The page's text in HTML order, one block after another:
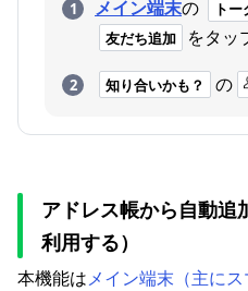
メイン端末の トー
友だち追加 をタッ
知り合いかも？ の
アドレス帳から自動追
利用する）
本機能はメイン端末（主にス